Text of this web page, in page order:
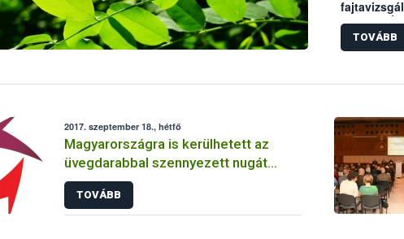
Nemzeti
én. A
jubileumi
mintegy
TOVÁBB
2017. szeptember 18., hétfő
Magyarországra is kerülhetett az
üvegdarabbal szennyezett nugát
szeletből
TOVÁBB